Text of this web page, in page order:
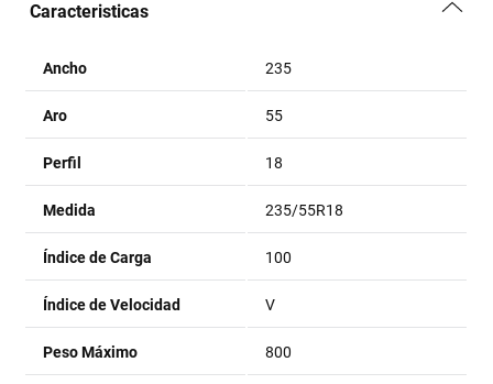
Caracteristicas
Ancho 235
Aro 55
Perfil 18
Medida 235/55R18
Índice de Carga 100
Índice de Velocidad V
Peso Máximo 800